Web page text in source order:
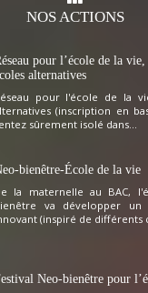
NOSACTIONS
pour l’école de la vie,
alternatives
pour l'école de la
(inscription en
sûrement isolé dans...
bienêtre-École de la vie
la maternelle au BAC,
va développer un
(inspiré de différents
Neo-bienêtre pour